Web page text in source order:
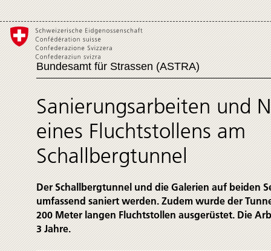
Bundesamt für Strassen (ASTRA)
Sanierungsarbeiten und
eines Flucht­stollens am
Schallbergtunnel
Der Schallbergtunnel und die Galerien auf beiden
umfassend saniert werden. Zudem wurde der
200 Meter langen Flucht­stollen ausgerüstet. Die
3 Jahre.